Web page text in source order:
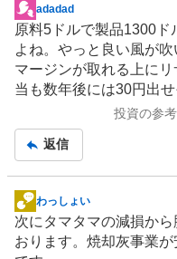
掲
示
板
記
事
adadad
原料5ドルで製品1300ド
よね。やっと良い風が
マージンが取れる上に
当も数年後には30円出せ
投資の参
返信
掲
示
板
わっしょい
次にタマタマの減損か
おります。焼却灰事業